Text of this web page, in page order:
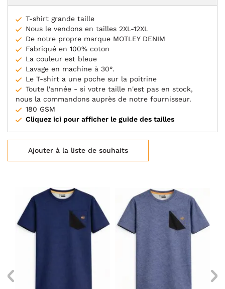
T-shirt grande taille
Nous le vendons en tailles 2XL-12XL
De notre propre marque MOTLEY DENIM
Fabriqué en 100% coton
La couleur est bleue
Lavage en machine à 30°.
Le T-shirt a une poche sur la poitrine
Toute l'année - si votre taille n'est pas en stock,
nous la commandons auprès de notre fournisseur.
180 GSM
Cliquez ici pour afficher le guide des tailles
Ajouter à la liste de souhaits